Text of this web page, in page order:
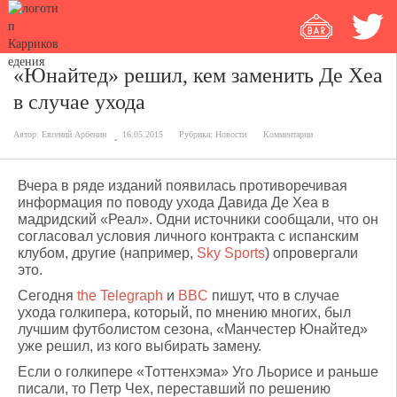
«Юнайтед» решил, кем заменить Де Хеа
в случае ухода
Автор: Евгений Арбенин 16.05.2015 Рубрика: Новости Комментарии
Вчера в ряде изданий появилась противоречивая
информация по поводу ухода Давида Де Хеа в
мадридский «Реал». Одни источники сообщали, что он
согласовал условия личного контракта с испанским
клубом, другие (например, Sky Sports) опровергали
это.
Сегодня the Telegraph и BBC пишут, что в случае
ухода голкипера, который, по мнению многих, был
лучшим футболистом сезона, «Манчестер Юнайтед»
уже решил, из кого выбирать замену.
Если о голкипере «Тоттенхэма» Уго Льорисе и раньше
писали, то Петр Чех, переставший по решению